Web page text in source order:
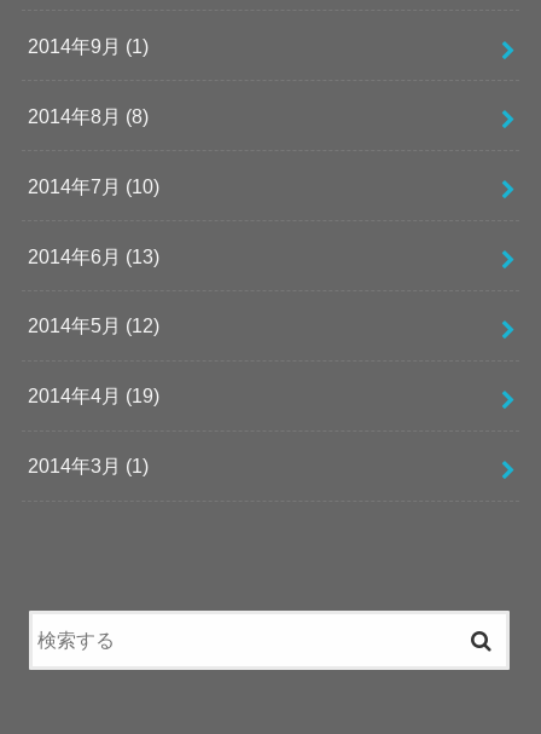
2014年9月 (1)
2014年8月 (8)
2014年7月 (10)
2014年6月 (13)
2014年5月 (12)
2014年4月 (19)
2014年3月 (1)